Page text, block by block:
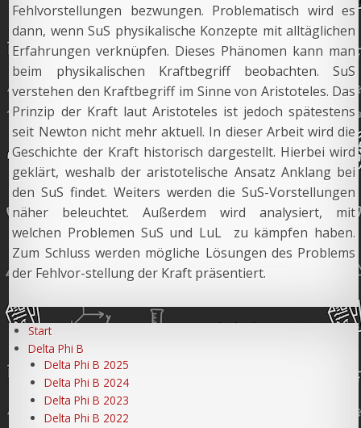
Fehlvorstellungen bezwungen. Problematisch wird es
dann, wenn SuS physikalische Konzepte mit alltäglichen
Erfahrungen verknüpfen. Dieses Phänomen kann man
beim physikalischen Kraftbegriff beobachten. SuS
verstehen den Kraftbegriff im Sinne von Aristoteles. Das
Prinzip der Kraft laut Aristoteles ist jedoch spätestens
seit Newton nicht mehr aktuell. In dieser Arbeit wird die
Geschichte der Kraft historisch dargestellt. Hierbei wird
geklärt, weshalb der aristotelische Ansatz Anklang bei
den SuS findet. Weiters werden die SuS-Vorstellungen
näher beleuchtet. Außerdem wird analysiert, mit
welchen Problemen SuS und LuL zu kämpfen haben.
Zum Schluss werden mögliche Lösungen des Problems
der Fehlvor-stellung der Kraft präsentiert.
Start
Delta Phi B
Delta Phi B 2025
Delta Phi B 2024
Delta Phi B 2023
Delta Phi B 2022